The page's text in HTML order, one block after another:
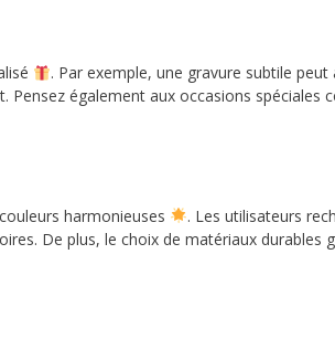
. Par exemple, une gravure subtile
également aux occasions
harmonieuses
. Les utilisateurs
De plus, le choix de matériaux